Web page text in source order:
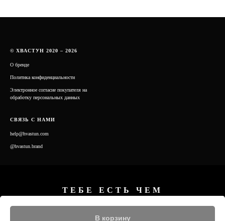
В корзину
© ХВАСТУН 2020 – 2026
О бренде
Политика конфиденциальности
Электронное согласие покупателя на
обработку персональных данных
СВЯЗЬ С НАМИ
help@hvastun.com
@hvastun.brand
ТЕБЕ ЕСТЬ ЧЕМ